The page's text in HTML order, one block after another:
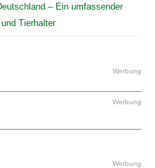
– Ein umfassender
Tierhalter
Werbung
Werbung
Werbung